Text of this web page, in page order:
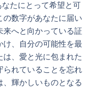
たにとって希望と可
数字があなたに届い
来へと向かっている証
け、自分の可能性を最
、愛と光に包まれた
られていることを忘れ
輝かしいものとなる